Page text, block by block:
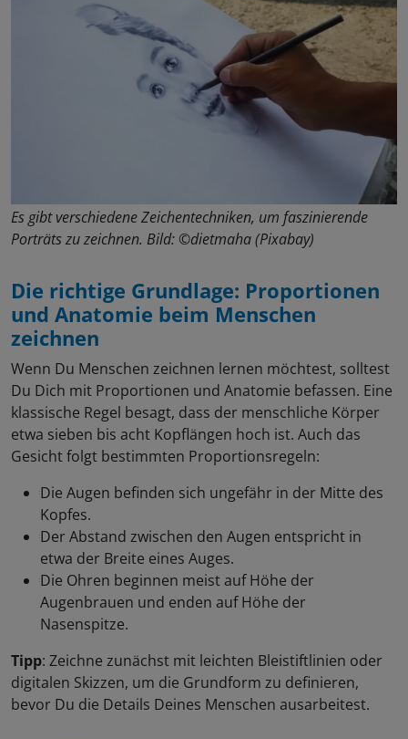
Es gibt verschiedene Zeichentechniken, um faszinierende
Porträts zu zeichnen. Bild: ©dietmaha (Pixabay)
Die richtige Grundlage: Proportionen
und Anatomie beim Menschen
zeichnen
Wenn Du Menschen zeichnen lernen möchtest, solltest
Du Dich mit Proportionen und Anatomie befassen. Eine
klassische Regel besagt, dass der menschliche Körper
etwa sieben bis acht Kopflängen hoch ist. Auch das
Gesicht folgt bestimmten Proportionsregeln:
Die Augen befinden sich ungefähr in der Mitte des
Kopfes.
Der Abstand zwischen den Augen entspricht in
etwa der Breite eines Auges.
Die Ohren beginnen meist auf Höhe der
Augenbrauen und enden auf Höhe der
Nasenspitze.
Tipp: Zeichne zunächst mit leichten Bleistiftlinien oder
digitalen Skizzen, um die Grundform zu definieren,
bevor Du die Details Deines Menschen ausarbeitest.